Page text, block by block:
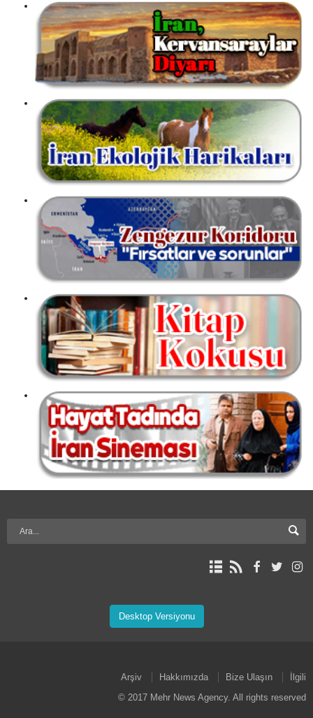
Desktop Versiyonu
Arşiv Hakkımızda Bize Ulaşın
İlgili
© 2017 Mehr News Agency. All rights reserved